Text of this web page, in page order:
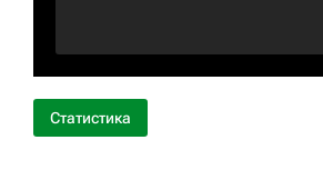
Статистика